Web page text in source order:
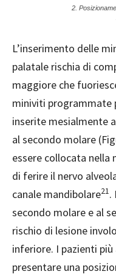
2.
L’inserimento delle
palatale rischia di
maggiore che
miniviti programmate
inserite mesialmente
al secondo molare
essere collocata nella
di ferire il nervo
canale mandibolare21.
secondo molare e al
rischio di lesione
inferiore. I pazienti
presentare una